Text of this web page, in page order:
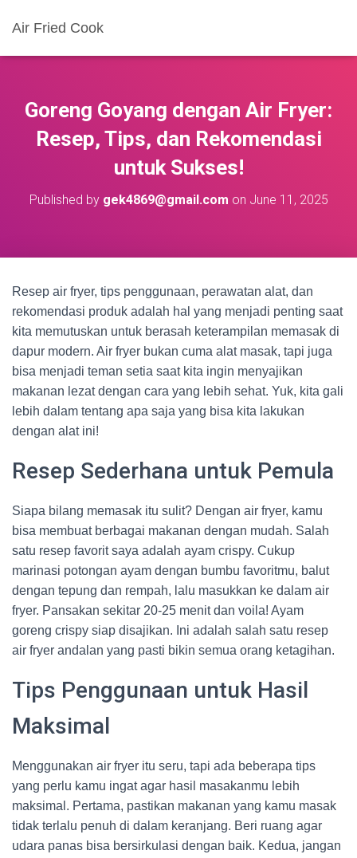
Air Fried Cook
Goreng Goyang dengan Air Fryer:
Resep, Tips, dan Rekomendasi
untuk Sukses!
Published by gek4869@gmail.com on June 11, 2025
Resep air fryer, tips penggunaan, perawatan alat, dan
rekomendasi produk adalah hal yang menjadi penting saat
kita memutuskan untuk berasah keterampilan memasak di
dapur modern. Air fryer bukan cuma alat masak, tapi juga
bisa menjadi teman setia saat kita ingin menyajikan
makanan lezat dengan cara yang lebih sehat. Yuk, kita gali
lebih dalam tentang apa saja yang bisa kita lakukan
dengan alat ini!
Resep Sederhana untuk Pemula
Siapa bilang memasak itu sulit? Dengan air fryer, kamu
bisa membuat berbagai makanan dengan mudah. Salah
satu resep favorit saya adalah ayam crispy. Cukup
marinasi potongan ayam dengan bumbu favoritmu, balut
dengan tepung dan rempah, lalu masukkan ke dalam air
fryer. Pansakan sekitar 20-25 menit dan voila! Ayam
goreng crispy siap disajikan. Ini adalah salah satu resep
air fryer andalan yang pasti bikin semua orang ketagihan.
Tips Penggunaan untuk Hasil
Maksimal
Menggunakan air fryer itu seru, tapi ada beberapa tips
yang perlu kamu ingat agar hasil masakanmu lebih
maksimal. Pertama, pastikan makanan yang kamu masak
tidak terlalu penuh di dalam keranjang. Beri ruang agar
udara panas bisa bersirkulasi dengan baik. Kedua, jangan